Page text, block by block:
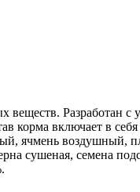
Разработан
корма включает в
ячмень воздушный,
сушеная, семена